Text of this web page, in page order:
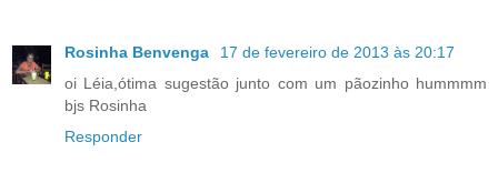
Rosinha Benvenga
17 de fevereiro de 2013 às 20:17
oi Léia,ótima sugestão junto com um pãozinho hummmm
bjs Rosinha
Responder